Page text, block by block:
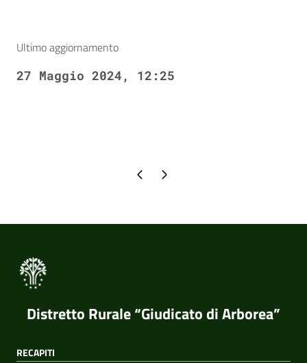
Ultimo aggiornamento
27 Maggio 2024, 12:25
Pagina precedente
Pagina successiva
Distretto Rurale “Giudicato di Arborea”
RECAPITI